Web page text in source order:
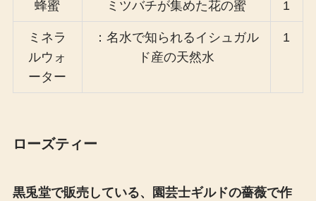
蜂蜜 ミツバチが集めた花の蜜 1
ミネラ
ルウォ
ーター
：名水で知られるイシュガル
ド産の天然水
1
ローズティー
黒兎堂で販売している、園芸士ギルドの薔薇で作